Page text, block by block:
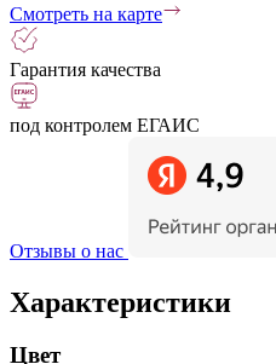
Смотреть на карте
Гарантия качества
под контролем ЕГАИС
Отзывы о нас
Характеристики
Цвет